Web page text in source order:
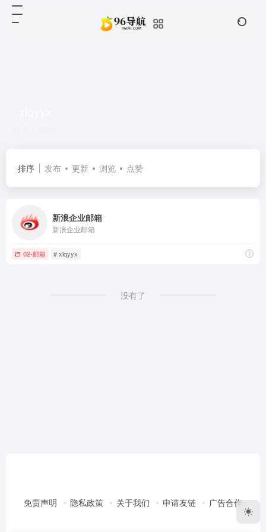
排序 发布 更新 浏览 点赞
新浪企业邮箱
新浪企业邮箱
02-邮箱 # xlqyyx
没有了
免责声明 隐私政策 关于我们 申请友链 广告合作